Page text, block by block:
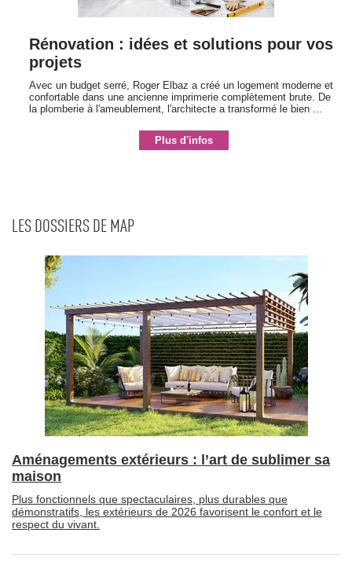
Rénovation : idées et solutions pour vos
projets
Avec un budget serré, Roger Elbaz a créé un logement moderne et
confortable dans une ancienne imprimerie complètement brute. De
la plomberie à l'ameublement, l'architecte a transformé le bien ...
Plus d'infos
LES DOSSIERS DE MAP
Aménagements extérieurs : l’art de sublimer sa
maison
Plus fonctionnels que spectaculaires, plus durables que
démonstratifs, les extérieurs de 2026 favorisent le confort et le
respect du vivant.